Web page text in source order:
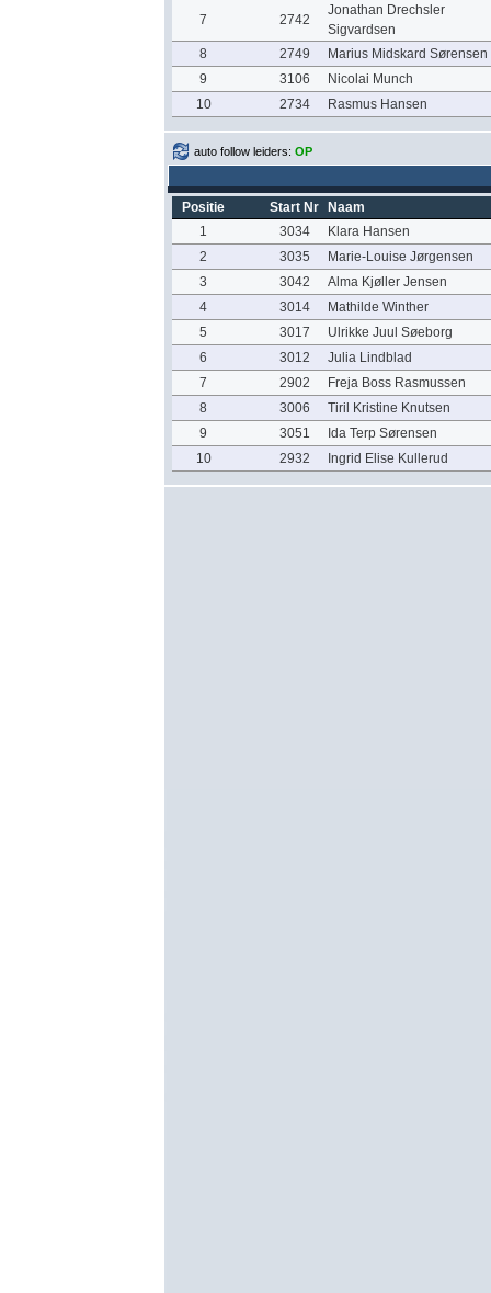
7 2742
Jonathan Drechsler
Sigvardsen
8
2749
Marius Midskard Sørensen
9
3106
Nicolai Munch
10
2734 Rasmus Hansen
auto follow leiders: OP
Positie Start Nr
Naam
1
3034
Klara Hansen
2
3035
Marie-Louise Jørgensen
3
3042
Alma Kjøller Jensen
4
3014
Mathilde Winther
5
3017
Ulrikke Juul Søeborg
6
3012
Julia Lindblad
7
2902
Freja Boss Rasmussen
8
3006
Tiril Kristine Knutsen
9
3051
Ida Terp Sørensen
10
2932 Ingrid Elise Kullerud